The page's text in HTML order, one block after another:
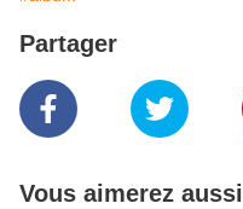
Partager
Vous aimerez aussi